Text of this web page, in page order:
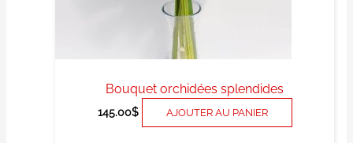
Bouquet orchidées splendides
145.00$ AJOUTER AU PANIER